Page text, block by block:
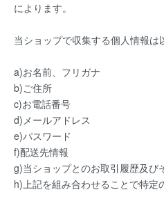
によります。
当ショップで収集する個人情報は
a)お名前、フリガナ
b)ご住所
c)お電話番号
d)メールアドレス
e)パスワード
f)配送先情報
g)当ショップとのお取引履歴及び
h)上記を組み合わせることで特定